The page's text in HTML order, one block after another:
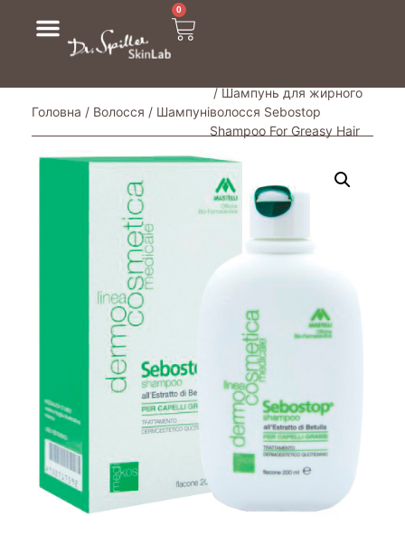
0
Головна / Волосся / Шампуні
/ Шампунь для жирного
волосся Sebostop
Shampoo For Greasy Hair